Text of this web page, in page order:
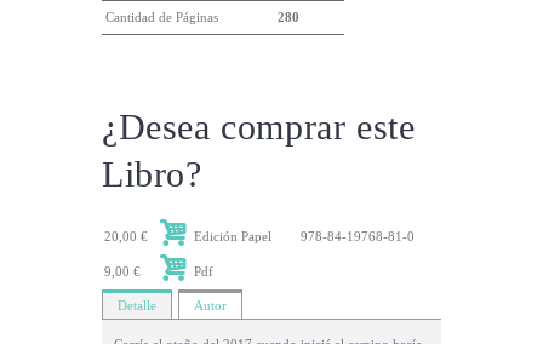
Cantidad de Páginas 280
¿Desea comprar este
Libro?
20,00 € Edición Papel 978-84-19768-81-0
9,00 € Pdf
Detalle Autor